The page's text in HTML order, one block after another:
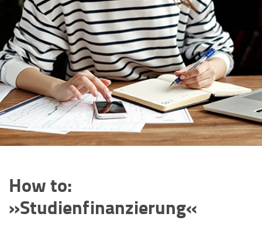
How to:
»Studienfinanzierung«